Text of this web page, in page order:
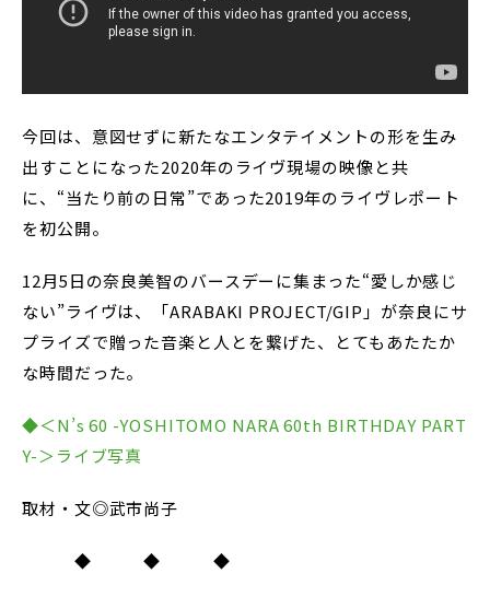
今回は、意図せずに新たなエンタテイメントの形を生み
出すことになった2020年のライヴ現場の映像と共
に、“当たり前の日常”であった2019年のライヴレポート
を初公開。
12月5日の奈良美智のバースデーに集まった“愛しか感じ
ない”ライヴは、「ARABAKI PROJECT/GIP」が奈良にサ
プライズで贈った音楽と人とを繋げた、とてもあたたか
な時間だった。
◆＜N’s 60 -YOSHITOMO NARA 60th BIRTHDAY PART
Y-＞ライブ写真
取材・文◎武市尚子
◆ ◆ ◆